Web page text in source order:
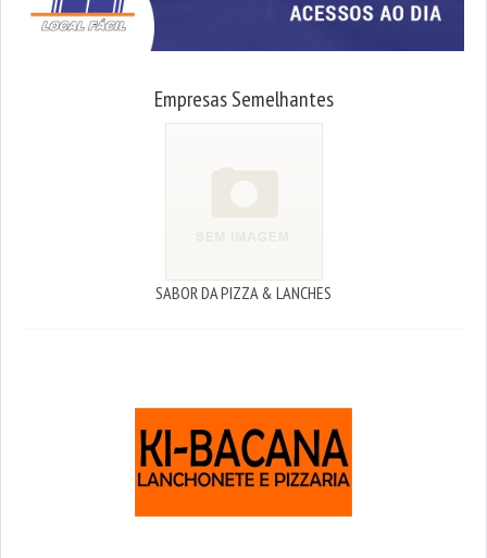
Empresas Semelhantes
SABOR DA PIZZA & LANCHES